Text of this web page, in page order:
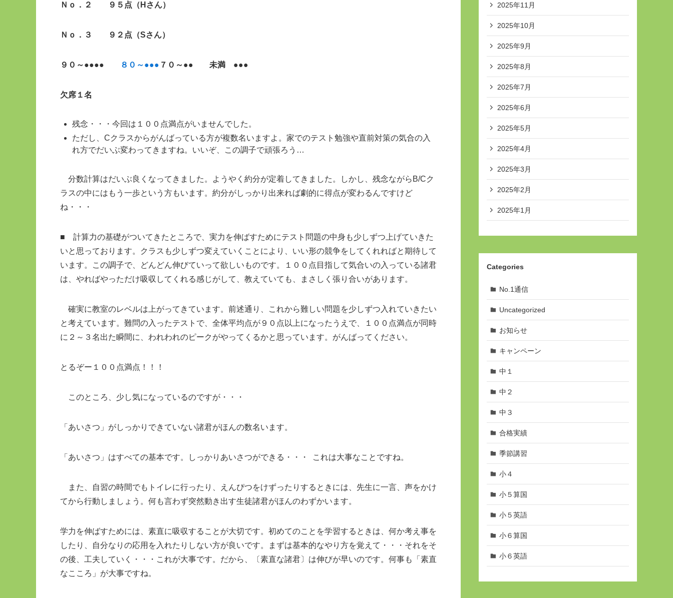
Ｎｏ．２ ９５点（Hさん）
Ｎｏ．３ ９２点（Sさん）
９０～●●●● ８０～●●● ７０～●● 未満 ●●●
欠席１名
残念・・・今回は１００点満点がいませんでした。
ただし、Cクラスからがんばっている方が複数名いますよ。家でのテスト勉強や直前対策の気合の入
れ方でだいぶ変わってきますね。いいぞ、この調子で頑張ろう…
分数計算はだいぶ良くなってきました。ようやく約分が定着してきました。しかし、残念ながらB/Cク
ラスの中にはもう一歩という方もいます。約分がしっかり出来れば劇的に得点が変わるんですけど
ね・・・
■ 計算力の基礎がついてきたところで、実力を伸ばすためにテスト問題の中身も少しずつ上げていきた
いと思っております。クラスも少しずつ変えていくことにより、いい形の競争をしてくれればと期待して
います。この調子で、どんどん伸びていって欲しいものです。１００点目指して気合いの入っている諸君
は、やればやっただけ吸収してくれる感じがして、教えていても、まさしく張り合いがあります。
確実に教室のレベルは上がってきています。前述通り、これから難しい問題を少しずつ入れていきたい
と考えています。難問の入ったテストで、全体平均点が９０点以上になったうえで、１００点満点が同時
に２～３名出た瞬間に、われわれのピークがやってくるかと思っています。がんばってください。
とるぞー１００点満点！！！
このところ、少し気になっているのですが・・・
「あいさつ」がしっかりできていない諸君がほんの数名います。
「あいさつ」はすべての基本です。しっかりあいさつができる・・・ これは大事なことですね。
また、自習の時間でもトイレに行ったり、えんぴつをけずったりするときには、先生に一言、声をかけ
てから行動しましょう。何も言わず突然動き出す生徒諸君がほんのわずかいます。
学力を伸ばすためには、素直に吸収することが大切です。初めてのことを学習するときは、何か考え事を
したり、自分なりの応用を入れたりしない方が良いです。まずは基本的なやり方を覚えて・・・それをそ
の後、工夫していく・・・これが大事です。だから、〔素直な諸君〕は伸びが早いのです。何事も「素直
なこころ」が大事ですね。
2025年11月
2025年10月
2025年9月
2025年8月
2025年7月
2025年6月
2025年5月
2025年4月
2025年3月
2025年2月
2025年1月
Categories
No.1通信
Uncategorized
お知らせ
キャンペーン
中１
中２
中３
合格実績
季節講習
小４
小５算国
小５英語
小６算国
小６英語